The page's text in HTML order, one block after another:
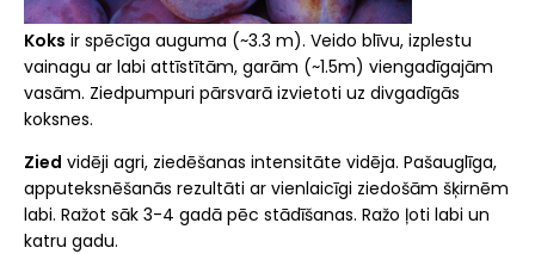
Koks ir spēcīga auguma (~3.3 m). Veido blīvu, izplestu
vainagu ar labi attīstītām, garām (~1.5m) viengadīgajām
vasām. Ziedpumpuri pārsvarā izvietoti uz divgadīgās
koksnes.
Zied vidēji agri, ziedēšanas intensitāte vidēja. Pašauglīga,
apputeksnēšanās rezultāti ar vienlaicīgi ziedošām šķirnēm
labi. Ražot sāk 3-4 gadā pēc stādīšanas. Ražo ļoti labi un
katru gadu.